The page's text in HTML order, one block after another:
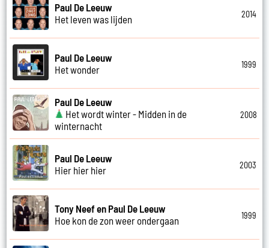
Paul De Leeuw
Het leven was lijden
2014
Paul De Leeuw
Het wonder
1999
Paul De Leeuw
Het wordt winter - Midden in de
winternacht
2008
Paul De Leeuw
Hier hier hier
2003
Tony Neef en Paul De Leeuw
Hoe kon de zon weer ondergaan
1999